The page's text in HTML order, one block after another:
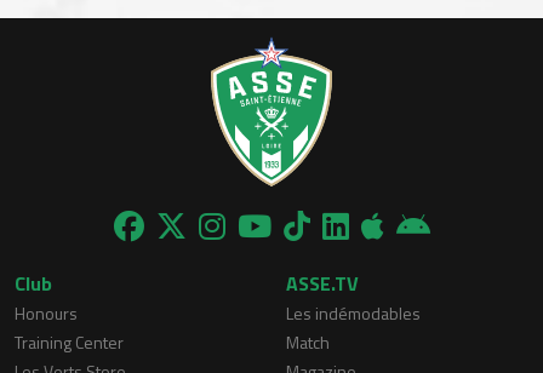
Club
Honours
Training Center
ASSE.TV
Les indémodables
Match